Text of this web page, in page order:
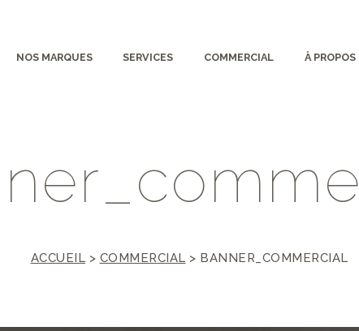
NOS MARQUES SERVICES COMMERCIAL À PROPOS
ner comme
ACCUEIL > COMMERCIAL > BANNER_COMMERCIAL